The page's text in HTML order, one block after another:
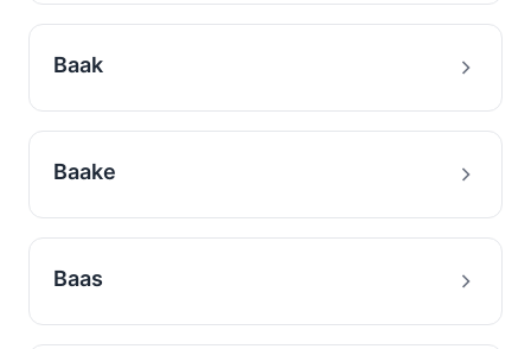
Baak
Baake
Baas